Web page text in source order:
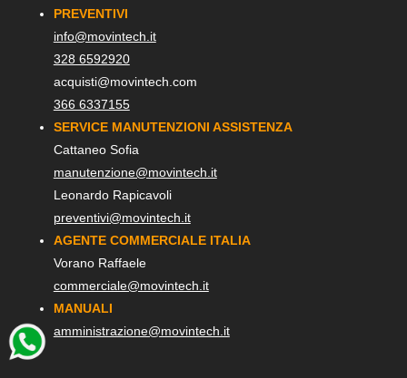
PREVENTIVI
info@movintech.it
328 6592920
acquisti@movintech.com
366 6337155
SERVICE MANUTENZIONI ASSISTENZA
Cattaneo Sofia
manutenzione@movintech.it
Leonardo Rapicavoli
preventivi@movintech.it
AGENTE COMMERCIALE ITALIA
Vorano Raffaele
commerciale@movintech.it
MANUALI
amministrazione@movintech.it